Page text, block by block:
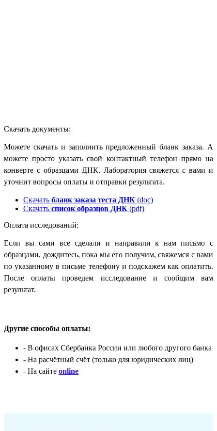
Скачать документы:
Можете скачать и заполнить предложенный бланк заказа. А
можете просто указать свой контактный телефон прямо на
конверте с образцами ДНК. Лаборатория свяжется с вами и
уточнит вопросы оплаты и отправки результата.
Скачать бланк заказа теста ДНК (doc)
Скачать список образцов ДНК (pdf)
Оплата исследований:
Если вы сами все сделали и направили к нам письмо с
образцами, дождитесь, пока мы его получим, свяжемся с вами
по указанному в письме телефону и подскажем как оплатить.
После оплаты проведем исследование и сообщим вам
результат.
Другие способы оплаты:
- В офисах Сбербанка России или любого другого банка
- На расчётный счёт (только для юридических лиц)
- На сайте online